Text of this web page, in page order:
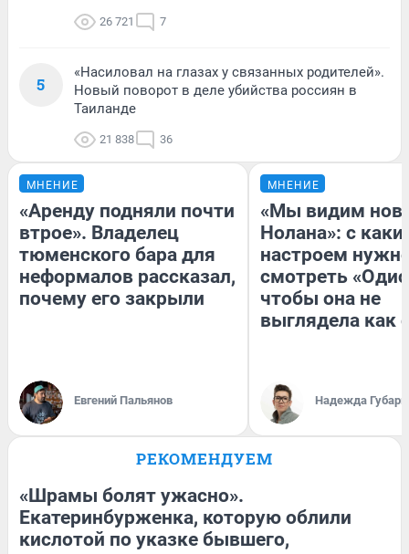
26 721 7
5
«Насиловал на глазах у связанных родителей».
Новый поворот в деле убийства россиян в
Таиланде
21 838 36
МНЕНИЕ
«Аренду подняли почти
втрое». Владелец
тюменского бара для
неформалов рассказал,
почему его закрыли
Евгений Пальянов
МНЕНИЕ
«Мы видим
Нолана»: с
настроем
смотреть
чтобы она не
выглядела как
Надежда Губарь
РЕКОМЕНДУЕМ
«Шрамы болят ужасно».
Екатеринбурженка, которую облили
кислотой по указке бывшего,